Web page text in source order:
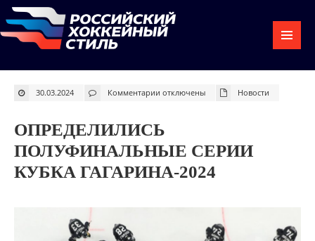
30.03.2024 Комментарии к
серии
Кубка
Гагарина-2024
отключены Новости
ОПРЕДЕЛИЛИСЬ
ПОЛУФИНАЛЬНЫЕ СЕРИИ
КУБКА ГАГАРИНА-2024